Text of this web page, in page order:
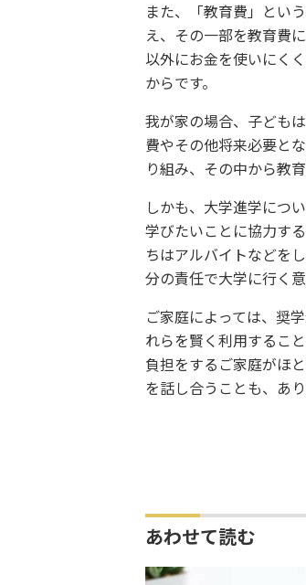
また、「教育費」とい
え、その一部を教育費
以外にお金を使いにく
からです。
我が家の場合、子ども
費やその他将来必要と
り組み、その中から教
しかも、大学進学につ
学びたいことに協力す
ちはアルバイトなどを
分の責任で大学に行く
ご家庭によっては、奨
れらを賢く利用するこ
負担をするご家庭がほ
を話し合うことも、あ
あわせて読む